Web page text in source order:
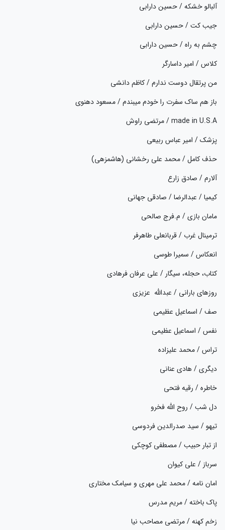
آلبالو خشکه / حسین دارابی
جیب کت / حسین دارابی
چشم به راه / حسین دارابی
کلاس / امیر داسارگر
من پرتقال دوست ندارم / کاظم دانشی
باز هم ساک سفرت را خودم میبندم / مسعود دهنوی
made in U.S.A / مرتضی راوش
پزشک / امیر عباس ربیعی
حذف کامل / محمد علی رخشانی (هاشمزهی)
آلارم / صادق زارع
کیمیا / عبدالرضا / صادقی جهانی
مامان بازی / م.فرج صالحی
ترمینال غرب / قربانعلی طاهرفر
انعکاس / سمیرا طوسی
کتاب، حجله، سیگار / علی عرفان فرهادی
روزهای بارانی / عبدالله عزیزی
صف / اسماعیل عظیمی
نفس / اسماعیل عظیمی
تراس / محمد علیزاده
دیگری / هادی عنانی
خاطره / رقیه فتحی
دل شب / روح الله فخرو
تیهو / سید صدرالدین فردوسی
از تبار حبیب / مصطفی کوچکی
سرباز / علی کیوان
امان نامه / محمد علی مهری و سیامک مختاری
پاک باخته / مریم مدرس
زخم کهنه / مرتضی مصاحب نیا